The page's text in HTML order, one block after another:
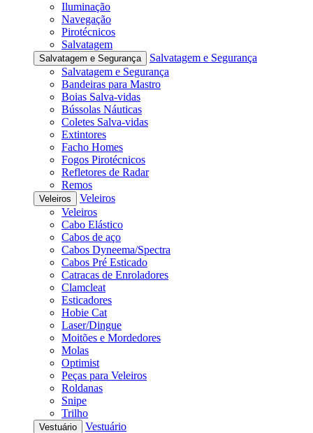
Iluminação
Navegação
Pirotécnicos
Salvatagem
Salvatagem e Segurança
Salvatagem e Segurança
Salvatagem e Segurança
Bandeiras para Mastro
Boias Salva-vidas
Bússolas Náuticas
Coletes Salva-vidas
Extintores
Facho Homes
Fogos Pirotécnicos
Refletores de Radar
Remos
Veleiros
Veleiros
Veleiros
Cabo Elástico
Cabos de aço
Cabos Dyneema/Spectra
Cabos Pré Esticado
Catracas de Enroladores
Clamcleat
Esticadores
Hobie Cat
Laser/Dingue
Moitões e Mordedores
Molas
Optimist
Peças para Veleiros
Roldanas
Snipe
Trilho
Vestuário
Vestuário